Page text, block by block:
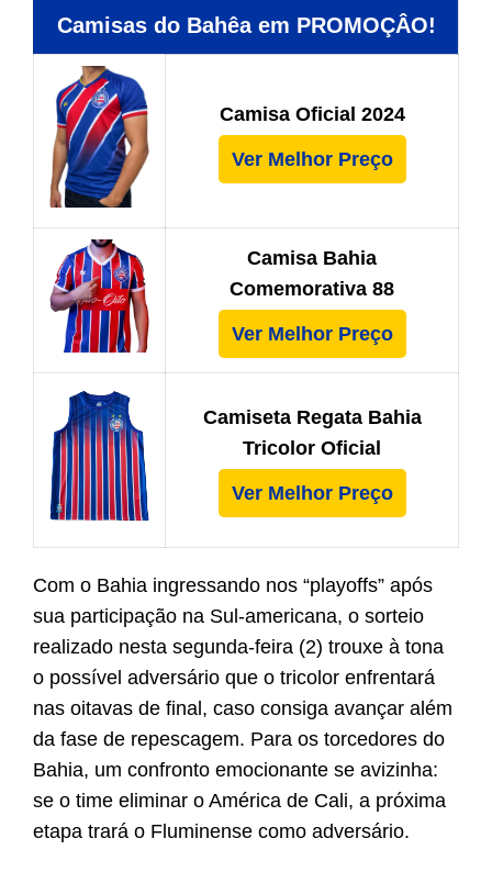
Camisas do Bahêa em PROMOÇÂO!
Camisa Oficial 2024
Ver Melhor Preço
Camisa Bahia
Comemorativa 88
Ver Melhor Preço
Camiseta Regata Bahia
Tricolor Oficial
Ver Melhor Preço
Com o Bahia ingressando nos “playoffs” após
sua participação na Sul-americana, o sorteio
realizado nesta segunda-feira (2) trouxe à tona
o possível adversário que o tricolor enfrentará
nas oitavas de final, caso consiga avançar além
da fase de repescagem. Para os torcedores do
Bahia, um confronto emocionante se avizinha:
se o time eliminar o América de Cali, a próxima
etapa trará o Fluminense como adversário.